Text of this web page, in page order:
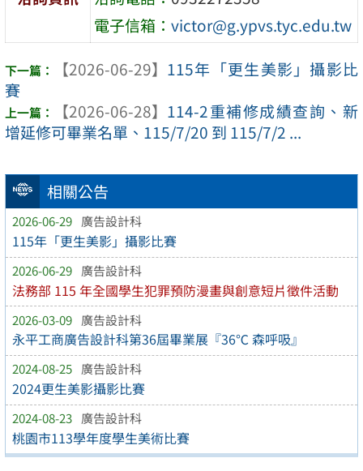
相關公告
2026-06-29 廣告設計科
115年「更生美影」攝影比賽
2026-06-29 廣告設計科
法務部 115 年全國學生犯罪預防漫畫與創意短片徵件活動
2026-03-09 廣告設計科
永平工商廣告設計科第36屆畢業展『36℃ 森呼吸』
2024-08-25 廣告設計科
2024更生美影攝影比賽
2024-08-23 廣告設計科
桃園市113學年度學生美術比賽
電子信箱：victor@g.ypvs.tyc.edu.tw
【2026-06-29】 115年「更生美影」攝影比
賽
【2026-06-28】 114-2重補修成績查詢、新
增延修可畢業名單、115/7/20 到 115/7/2 ...